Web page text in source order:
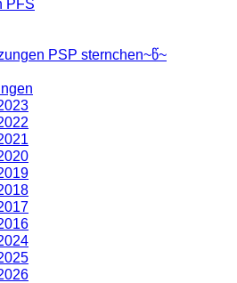
PFS
PSP sternchen~წ~